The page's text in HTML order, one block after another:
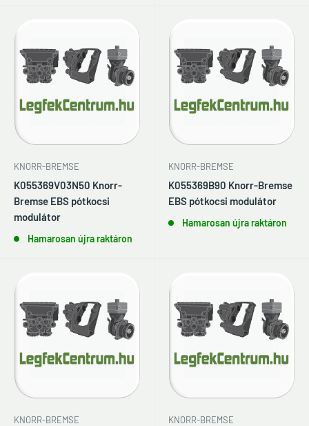
KNORR-BREMSE
K055369V03N50 Knorr-
Bremse EBS pótkocsi
modulátor
Hamarosan újra raktáron
KNORR-BREMSE
K055369B90 Knorr-Bremse
EBS pótkocsi modulátor
Hamarosan újra raktáron
KNORR-BREMSE KNORR-BREMSE